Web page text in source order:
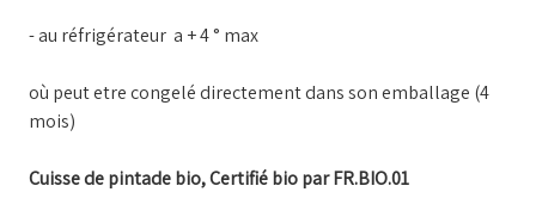
- au réfrigérateur a + 4 ° max
où peut etre congelé directement dans son emballage (4
mois)
Cuisse de pintade bio, Certifié bio par FR.BIO.01